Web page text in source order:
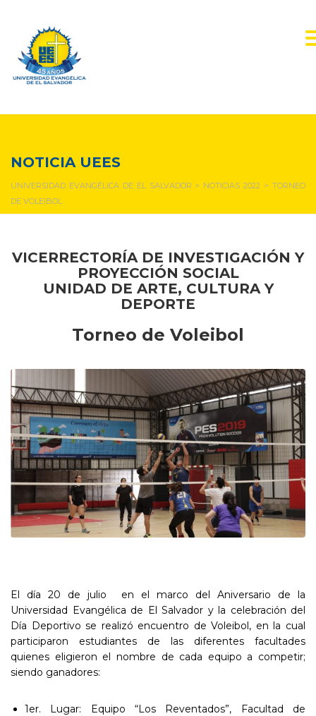
NOTICIA UEES
UNIVERSIDAD EVANGÉLICA DE EL SALVADOR > NOTICIAS 2022 >TORNEO
DE VOLEIBOL
VICERRECTORÍA DE INVESTIGACIÓN Y
PROYECCIÓN SOCIAL
UNIDAD DE ARTE, CULTURA Y
DEPORTE
Torneo de Voleibol
El día 20 de julio en el marco del Aniversario de la
Universidad Evangélica de El Salvador y la celebración del
Día Deportivo se realizó encuentro de Voleibol, en la cual
participaron estudiantes de las diferentes facultades
quienes eligieron el nombre de cada equipo a competir;
siendo ganadores:
1er. Lugar: Equipo “Los Reventados”, Facultad de